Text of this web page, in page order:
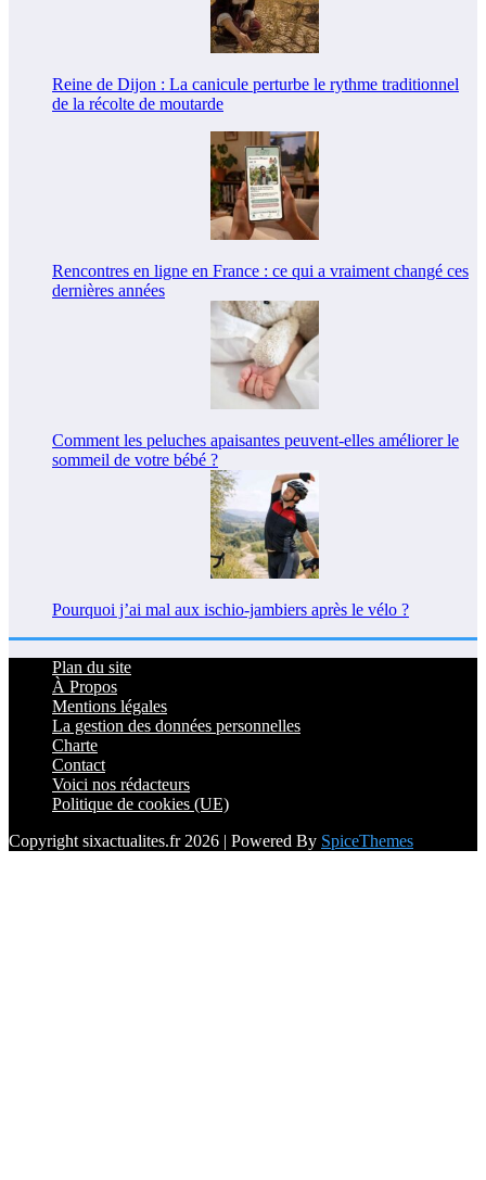
Reine de Dijon : La canicule perturbe le rythme traditionnel
de la récolte de moutarde
Rencontres en ligne en France : ce qui a vraiment changé ces
dernières années
Comment les peluches apaisantes peuvent-elles améliorer le
sommeil de votre bébé ?
Pourquoi j’ai mal aux ischio-jambiers après le vélo ?
Plan du site
À Propos
Mentions légales
La gestion des données personnelles
Charte
Contact
Voici nos rédacteurs
Politique de cookies (UE)
Copyright sixactualites.fr 2026 | Powered By SpiceThemes